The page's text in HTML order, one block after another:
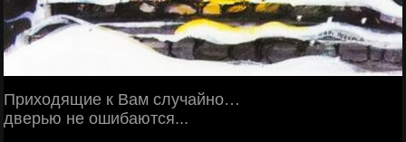
Приходящие к Вам случайно…
дверью не ошибаются...